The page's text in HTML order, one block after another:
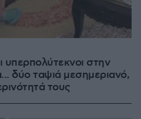
υπερπολύτεκνοι στην
δύο ταψιά μεσημεριανό,
τους